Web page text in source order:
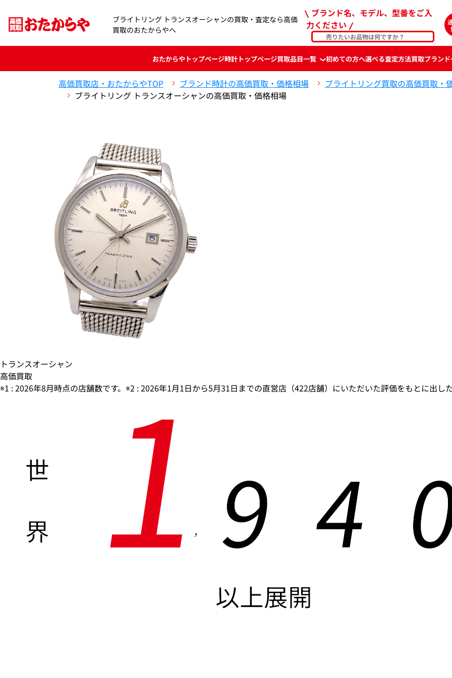
ブライトリング トランスオーシャンの買取・査定なら高価
買取のおたからやへ
ブランド名、モデル、型番をご入
力ください
おたからやトップページ時計トップページ買取品目一覧 初めての方へ選べる査定方法買取ブラン
高価買取店・おたからやTOP ブランド時計の高価買取・価格相場
ブライトリング買取の高価買取・
ブライトリング トランスオーシャンの高価買取・価格相場
トランスオーシャン
高価買取
※1 : 2026年8月時点の店舗数です。※2 : 2026年1月1日から5月31日までの直営店（422店舗）にいただいた評価をもとに出した
以上展開
世
界 1
, 9 4